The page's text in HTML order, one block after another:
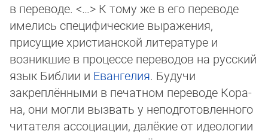
в переводе. <…> К тому же в его переводе
имелись спе­ци­фические вы­ра­же­ния,
присущие христианской литературе и
возникшие в процес­се переводов на рус­ский
язык Библии и Евангелия. Будучи
закреплёнными в печат­ном переводе Ко­ра­
на, они могли вызвать у неподготовленного
читателя ас­со­ци­ации, да­лё­кие от идеоло­гии